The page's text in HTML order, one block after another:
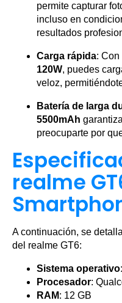
permite capturar
incluso en
resultados
Carga rápida:
120W, puedes
veloz,
Batería de larga
5500mAh
preocuparte por
realme
A continuación, se
del realme GT6:
Sistema operativo
Procesador:
RAM: 12 GB